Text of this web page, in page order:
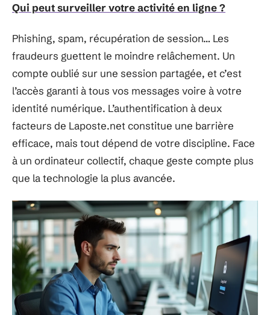
Qui peut surveiller votre activité en ligne ?
Phishing, spam, récupération de session… Les
fraudeurs guettent le moindre relâchement. Un
compte oublié sur une session partagée, et c’est
l’accès garanti à tous vos messages voire à votre
identité numérique. L’authentification à deux
facteurs de Laposte.net constitue une barrière
efficace, mais tout dépend de votre discipline. Face
à un ordinateur collectif, chaque geste compte plus
que la technologie la plus avancée.